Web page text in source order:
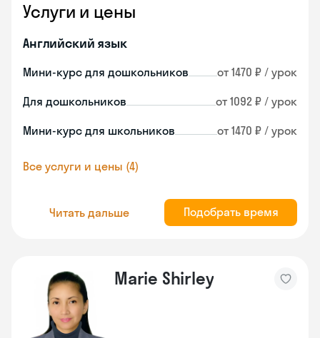
Услуги и цены
Английский язык
Мини-курс для дошкольников от 1470 ₽ / урок
Для дошкольников от 1092 ₽ / урок
Мини-курс для школьников от 1470 ₽ / урок
Все услуги и цены (4)
Читать дальше Подобрать время
Marie Shirley